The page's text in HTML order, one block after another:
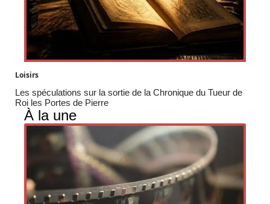
Loisirs
Les spéculations sur la sortie de la Chronique du Tueur de
Roi les Portes de Pierre
À la une